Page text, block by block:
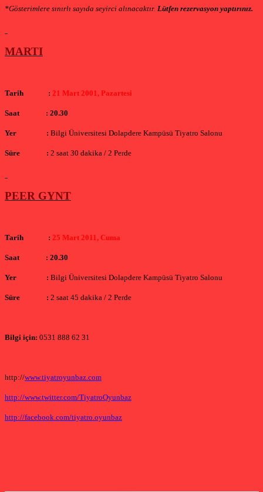
*Gösterimlere sınırlı sayıda seyirci alınacaktır. Lütfen rezervasyon yaptırınız.
MARTI
Tarih : 21 Mart 2001, Pazartesi
Saat : 20.30
Yer : Bilgi Üniversitesi Dolapdere Kampüsü Tiyatro Salonu
Süre : 2 saat 30 dakika / 2 Perde
PEER GYNT
Tarih : 25 Mart 2011, Cuma
Saat : 20.30
Yer : Bilgi Üniversitesi Dolapdere Kampüsü Tiyatro Salonu
Süre : 2 saat 45 dakika / 2 Perde
Bilgi için: 0531 888 62 31
http://www.tiyatroyunbaz.com
http://www.twitter.com/TiyatroOyunbaz
http://facebook.com/tiyatro.oyunbaz